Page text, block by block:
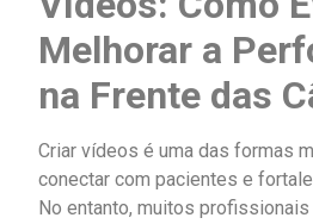
Melhorar a
na Frente das
Criar vídeos é uma das formas
conectar com pacientes e
No entanto, muitos